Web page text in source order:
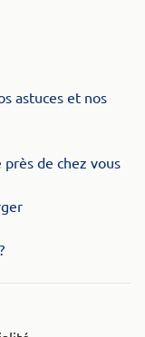
astuces et nos
près de chez vous